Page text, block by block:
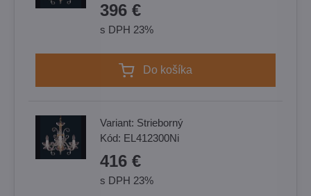
396 €
s DPH 23%
Do košíka
Variant: Strieborný
Kód: EL412300Ni
416 €
s DPH 23%